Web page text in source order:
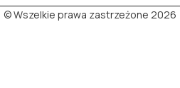
© Wszelkie prawa zastrzeżone 2026